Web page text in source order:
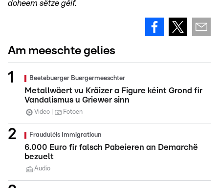
doheem sëtze géif.
Am meeschte gelies
Beetebuerger Buergermeeschter
Metallwäert vu Kräizer a Figure kéint Grond fir
Vandalismus u Griewer sinn
Video Fotoen
Frauduléis Immigratioun
6.000 Euro fir falsch Pabeieren an Demarchë
bezuelt
Audio